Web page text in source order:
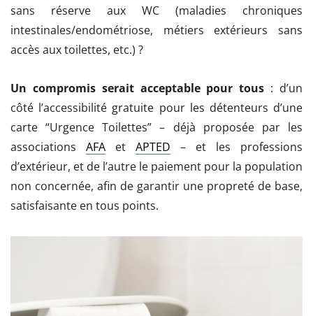
sans réserve aux WC (maladies chroniques
intestinales/endométriose, métiers extérieurs sans
accès aux toilettes, etc.) ?
Un compromis serait acceptable pour tous : d’un
côté l’accessibilité gratuite pour les détenteurs d’une
carte “Urgence Toilettes” – déjà proposée par les
associations AFA et APTED – et les professions
d’extérieur, et de l’autre le paiement pour la population
non concernée, afin de garantir une propreté de base,
satisfaisante en tous points.